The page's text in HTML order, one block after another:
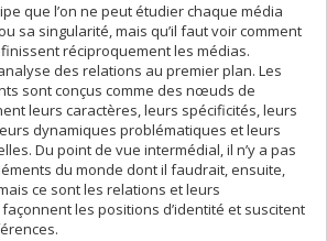
que l’on ne peut étudier chaque média
sa singularité, mais qu’il faut voir comment
réciproquement les médias.
des relations au premier plan. Les
sont conçus comme des nœuds de
leurs caractères, leurs spécificités, leurs
dynamiques problématiques et leurs
Du point de vue intermédial, il n’y a pas
du monde dont il faudrait, ensuite,
ce sont les relations et leurs
les positions d’identité et suscitent